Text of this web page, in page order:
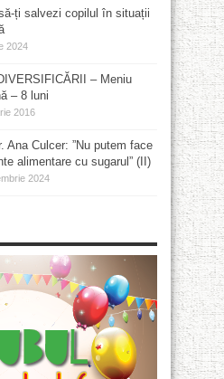
ți salvezi copilul în situații
2024
– Meniu
– 8 luni
2016
Ana Culcer: ”Nu putem face
alimentare cu sugarul” (II)
2024